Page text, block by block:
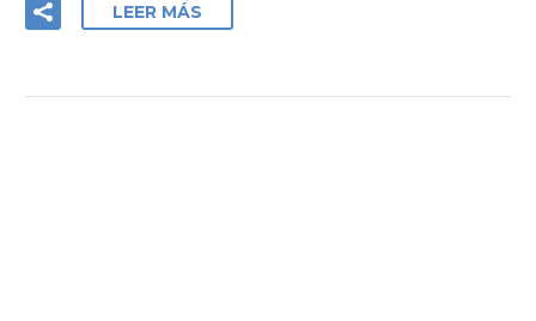
LEER MÁS